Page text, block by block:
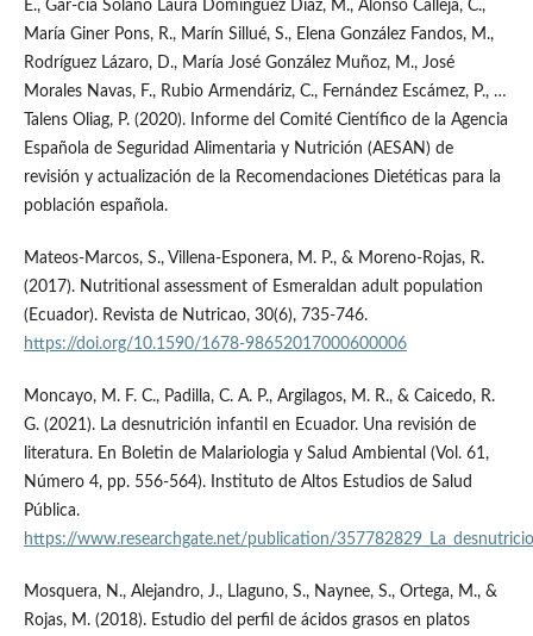
E., Gar-cía Solano Laura Domínguez Díaz, M., Alonso Calleja, C.,
María Giner Pons, R., Marín Sillué, S., Elena González Fandos, M.,
Rodríguez Lázaro, D., María José González Muñoz, M., José
Morales Navas, F., Rubio Armendáriz, C., Fernández Escámez, P., …
Talens Oliag, P. (2020). Informe del Comité Científico de la Agencia
Española de Seguridad Alimentaria y Nutrición (AESAN) de
revisión y actualización de la Recomendaciones Dietéticas para la
población española.
Mateos-Marcos, S., Villena-Esponera, M. P., & Moreno-Rojas, R.
(2017). Nutritional assessment of Esmeraldan adult population
(Ecuador). Revista de Nutricao, 30(6), 735-746.
https://doi.org/10.1590/1678-98652017000600006
Moncayo, M. F. C., Padilla, C. A. P., Argilagos, M. R., & Caicedo, R.
G. (2021). La desnutrición infantil en Ecuador. Una revisión de
literatura. En Boletin de Malariologia y Salud Ambiental (Vol. 61,
Número 4, pp. 556-564). Instituto de Altos Estudios de Salud
Pública.
https://www.researchgate.net/publication/
Mosquera, N., Alejandro, J., Llaguno, S., Naynee, S., Ortega, M., &
Rojas, M. (2018). Estudio del perfil de ácidos grasos en platos